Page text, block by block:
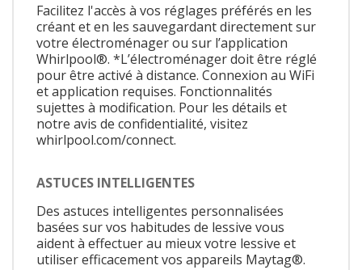
Facilitez l'accès à vos réglages préférés en les
créant et en les sauvegardant directement sur
votre électroménager ou sur l’application
Whirlpool®. *L’électroménager doit être réglé
pour être activé à distance. Connexion au WiFi
et application requises. Fonctionnalités
sujettes à modification. Pour les détails et
notre avis de confidentialité, visitez
whirlpool.com/connect.
ASTUCES INTELLIGENTES
Des astuces intelligentes personnalisées
basées sur vos habitudes de lessive vous
aident à effectuer au mieux votre lessive et
utiliser efficacement vos appareils Maytag®.